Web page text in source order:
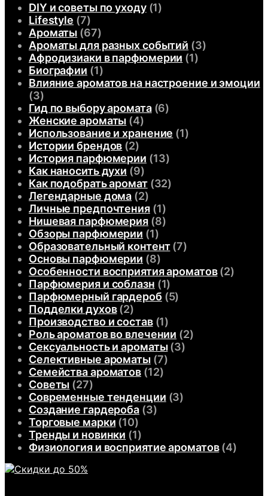
DIY и советы по уходу(1)
Lifestyle (7)
Ароматы (67)
Ароматы для разных событий (3)
Афродизиаки в парфюмерии (1)
Биографии (1)
Влияние ароматов на настроение и эмоции
(3)
Гид по выбору аромата(6)
Женские ароматы (4)
Использование и хранение (1)
Истории брендов (2)
История парфюмерии (13)
Как наносить духи (9)
Как подобрать аромат(32)
Легендарные дома (2)
Личные предпочтения(1)
Нишевая парфюмерия(8)
Обзоры парфюмерии (1)
Образовательный контент(7)
Основы парфюмерии (8)
Особенности восприятия ароматов(2)
Парфюмерия и соблазн (1)
Парфюмерный гардероб (5)
Подделки духов(2)
Производство и состав(1)
Роль ароматов во влечении (2)
Сексуальность и ароматы(3)
Селективные ароматы(7)
Семейства ароматов(12)
Советы (27)
Современные тенденции (3)
Создание гардероба(3)
Торговые марки (10)
Тренды и новинки (1)
Физиология и восприятие ароматов(4)